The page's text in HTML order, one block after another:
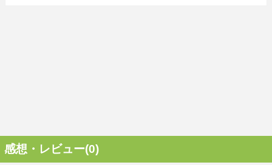
感想・レビュー(0)